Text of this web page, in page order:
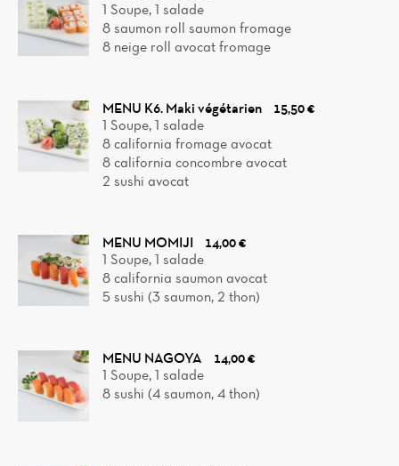
1 Soupe, 1 salade
8 saumon roll saumon fromage
8 neige roll avocat fromage
MENU K6. Maki végétarien
15,50 €
1 Soupe, 1 salade
8 california fromage avocat
8 california concombre avocat
2 sushi avocat
MENU MOMIJI
14,00 €
1 Soupe, 1 salade
8 california saumon avocat
5 sushi (3 saumon, 2 thon)
MENU NAGOYA
14,00 €
1 Soupe, 1 salade
8 sushi (4 saumon, 4 thon)